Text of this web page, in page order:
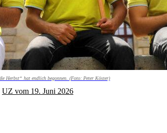
Herbst“ hat endlich begonnen. (Foto: Peter Köster)
UZ vom 19. Juni 2026